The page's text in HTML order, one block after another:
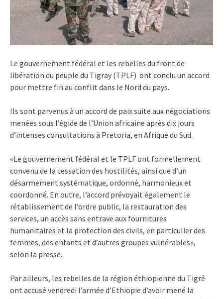
Le gouvernement fédéral et les rebelles du front de
libération du peuple du Tigray (TPLF) ont conclu un accord
pour mettre fin au conflit dans le Nord du pays.
Ils sont parvenus à un accord de paix suite aux négociations
menées sous l’égide de l’Union africaine après dix jours
d’intenses consultations à Pretoria, en Afrique du Sud.
«Le gouvernement fédéral et le TPLF ont formellement
convenu de la cessation des hostilités, ainsi que d’un
désarmement systématique, ordonné, harmonieux et
coordonné. En outre, l’accord prévoyait également le
rétablissement de l’ordre public, la restauration des
services, un accès sans entrave aux fournitures
humanitaires et la protection des civils, en particulier des
femmes, des enfants et d’autres groupes vulnérables»,
selon la presse.
Par ailleurs, les rebelles de la région éthiopienne du Tigré
ont accusé vendredi l’armée d’Ethiopie d’avoir mené la